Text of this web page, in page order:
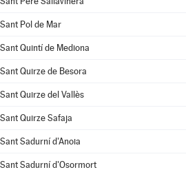
Sant Pol de Mar
Sant Quintí de Mediona
Sant Quirze de Besora
Sant Quirze del Vallès
Sant Quirze Safaja
Sant Sadurní d'Anoia
Sant Sadurní d'Osormort